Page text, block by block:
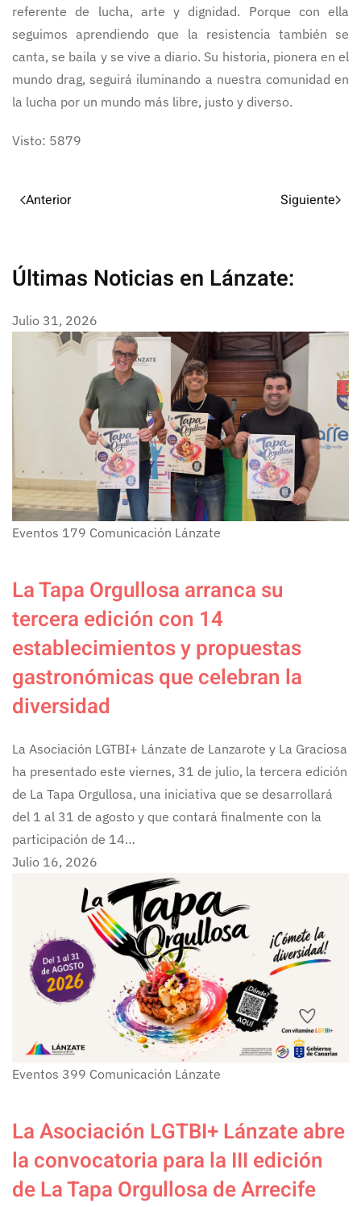
referente de lucha, arte y dignidad. Porque con ella
seguimos aprendiendo que la resistencia también se
canta, se baila y se vive a diario. Su historia, pionera en el
mundo drag, seguirá iluminando a nuestra comunidad en
la lucha por un mundo más libre, justo y diverso.
Visto: 5879
Anterior Siguiente
Últimas Noticias en Lánzate:
Julio 31, 2026
Eventos 179 Comunicación Lánzate
La Tapa Orgullosa arranca su
tercera edición con 14
establecimientos y propuestas
gastronómicas que celebran la
diversidad
La Asociación LGTBI+ Lánzate de Lanzarote y La Graciosa
ha presentado este viernes, 31 de julio, la tercera edición
de La Tapa Orgullosa, una iniciativa que se desarrollará
del 1 al 31 de agosto y que contará finalmente con la
participación de 14…
Julio 16, 2026
Eventos 399 Comunicación Lánzate
La Asociación LGTBI+ Lánzate abre
la convocatoria para la III edición
de La Tapa Orgullosa de Arrecife